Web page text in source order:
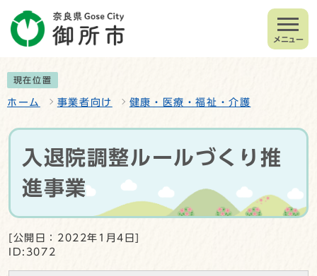
メニュー
現在位置
ホーム 事業者向け 健康・医療・福祉・介護
入退院調整ルールづくり推
進事業
[公開日：2022年1月4日]
ID:3072